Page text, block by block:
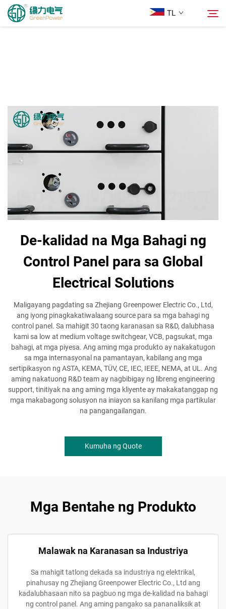
TL
Tungkol Sa Amin
Mga Solusyon
Makipag-ugnayan sa Amin
De-kalidad na Mga Bahagi ng
Control Panel para sa Global
Electrical Solutions
Maligayang pagdating sa Zhejiang Greenpower Electric Co., Ltd,
ang iyong pinagkakatiwalaang source para sa mga bahagi ng
control panel. Sa mahigit 30 taong karanasan sa R&D, dalubhasa
kami sa low at medium voltage switchgear, VCB, pagsukat, mga
bahagi, at mga piyesa. Ang aming mga produkto ay nakakatugon
sa mga internasyonal na pamantayan, kabilang ang mga
sertipikasyon ng ASTA, KEMA, TÜV, CE, IEC, IEEE, NEMA, at UL. Ang
aming nakatuong R&D team ay nagbibigay ng libreng engineering
support, tinitiyak na ang aming mga kliyente ay makakatanggap ng
mga makabagong solusyon na iniayon sa kanilang mga partikular
na pangangailangan.
Kumuha ng Quote
Mga Bentahe ng Produkto
Malawak na Karanasan sa Industriya
Sa mahigit tatlong dekada sa industriya ng elektrikal,
pinahusay ng Zhejiang Greenpower Electric Co., Ltd ang
kadalubhasaan nito sa pagbuo ng mga de-kalidad na bahagi
ng control panel. Ang aming pangako sa pananaliksik at